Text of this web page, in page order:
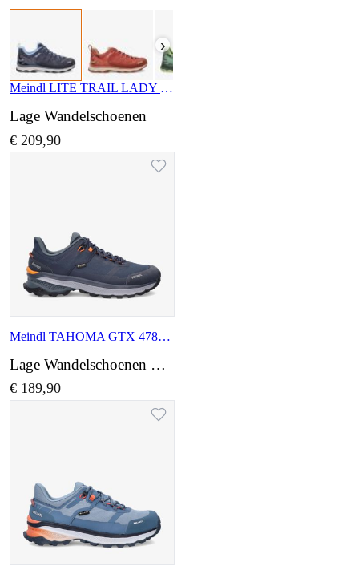
›
Meindl LITE TRAIL LADY 3965 29
Lage Wandelschoenen
€ 209,90
Meindl TAHOMA GTX 4788 49
Lage Wandelschoenen wijdte Normaal
€ 189,90